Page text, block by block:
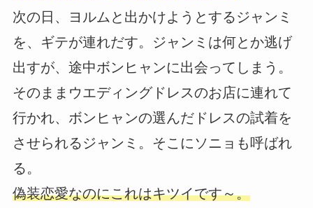
次の日、ヨルムと出かけようとするジャンミ
を、ギテが連れだす。ジャンミは何とか逃げ
出すが、途中ボンヒャンに出会ってしまう。
そのままウエディングドレスのお店に連れて
行かれ、ボンヒャンの選んだドレスの試着を
させられるジャンミ。そこにソニョも呼ばれ
る。
偽装恋愛なのにこれはキツイです～。